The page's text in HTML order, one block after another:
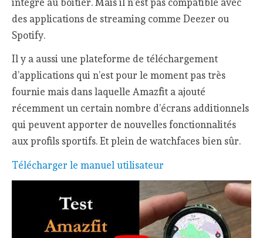
des applications de streaming comme Deezer ou
Spotify.
Il y a aussi une plateforme de téléchargement
d’applications qui n’est pour le moment pas très
fournie mais dans laquelle Amazfit a ajouté
récemment un certain nombre d’écrans additionnels
qui peuvent apporter de nouvelles fonctionnalités
aux profils sportifs. Et plein de watchfaces bien sûr.
Télécharger le manuel utilisateur